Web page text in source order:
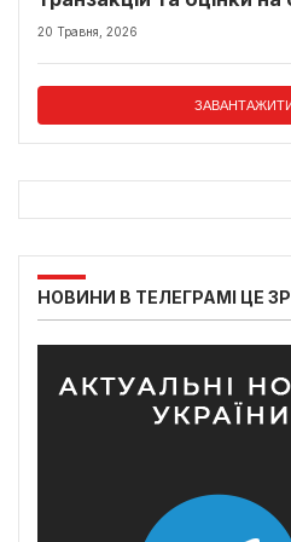
20 Травня, 2026
НОВИНИ В ТЕЛЕГРАМІ ЦЕ